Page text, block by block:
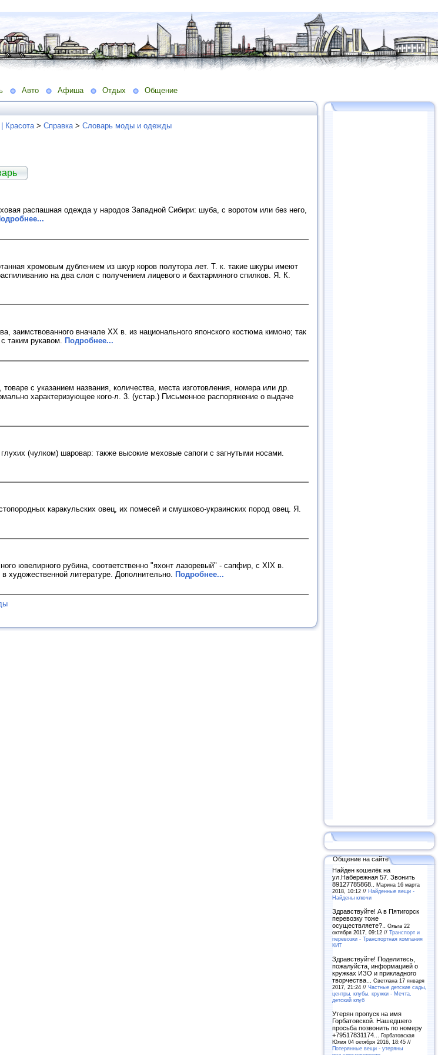
Авто Афиша Отдых Общение
Красота > Справка > Словарь моды и одежды
распашная одежда у народов Западной Сибири: шуба, с воротом или без него,
хромовым дублением из шкур коров полутора лет. Т. к. такие шкуры имеют
на два слоя с получением лицевого и бахтармяного спилков. Я. К.
заимствованного вначале XX в. из национального японского костюма кимоно; так
таким рукавом. Подробнее...
с указанием названия, количества, места изготовления, номера или др.
характеризующее кого-л. 3. (устар.) Письменное распоряжение о выдаче
(чулком) шаровар: также высокие меховые сапоги с загнутыми носами.
каракульских овец, их помесей и смушково-украинских пород овец. Я.
ювелирного рубина, соответственно "яхонт лазоревый" - сапфир, с XIX в.
художественной литературе. Дополнительно.
Подробнее...
Общение на сайте
Найден кошелёк на
ул.Набережная 57. Звонить
89127785868.. Марина 16 марта
2018, 10:12 // Найденные вещи -
Найдены ключи
Здравствуйте! А в Пятигорск
перевозку тоже
осуществляете?.. Ольга 22
октября 2017, 09:12 // Транспорт и
перевозки - Транспортная компания
КИТ
Здравствуйте! Поделитесь,
пожалуйста, информацией о
кружках ИЗО и прикладного
творчества... Светлана 17 января
2017, 21:24 // Частные детские сады,
центры, клубы, кружки - Мечта,
детский клуб
Утерян пропуск на имя
Горбатовской. Нашедшего
просьба позвонить по номеру
+79517831174... Горбатовская
Юлия 04 октября 2016, 18:45 //
Потерянные вещи - утеряны